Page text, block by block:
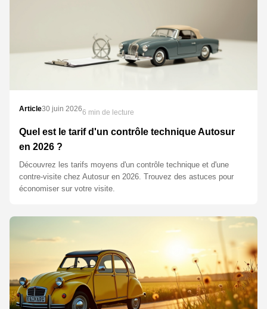
Article30 juin 20266 min de lecture
Quel est le tarif d'un contrôle technique Autosur
en 2026 ?
Découvrez les tarifs moyens d'un contrôle technique et d'une
contre-visite chez Autosur en 2026. Trouvez des astuces pour
économiser sur votre visite.